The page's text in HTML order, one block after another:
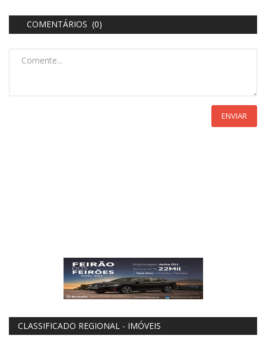
COMENTÁRIOS (0)
ENVIAR
CLASSIFICADO REGIONAL - IMÓVEIS